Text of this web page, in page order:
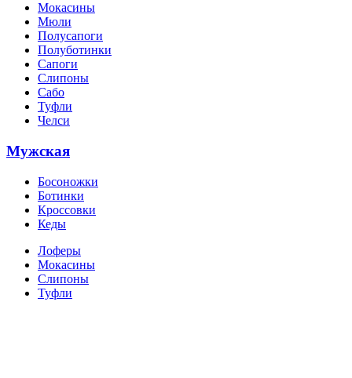
Мокасины
Мюли
Полусапоги
Полуботинки
Сапоги
Слипоны
Сабо
Туфли
Челси
Мужская
Босоножки
Ботинки
Кроссовки
Кеды
Лоферы
Мокасины
Слипоны
Туфли